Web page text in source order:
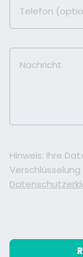
Telefon
Nachricht
Hinweis: Ihre